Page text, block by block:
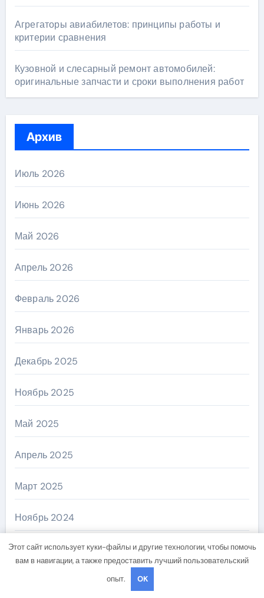
Агрегаторы авиабилетов: принципы работы и
критерии сравнения
Кузовной и слесарный ремонт автомобилей:
оригинальные запчасти и сроки выполнения работ
Архив
Июль 2026
Июнь 2026
Май 2026
Апрель 2026
Февраль 2026
Январь 2026
Декабрь 2025
Ноябрь 2025
Май 2025
Апрель 2025
Март 2025
Ноябрь 2024
Октябрь 2024
Этот сайт использует куки-файлы и другие технологии, чтобы помочь
вам в навигации, а также предоставить лучший пользовательский
опыт.
OK